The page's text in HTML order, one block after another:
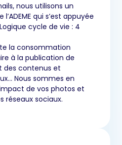
nous utilisons un
qui s’est appuyée
cycle de vie : 4
la consommation
à la publication de
des contenus et
Nous sommes en
de vos photos et
réseaux sociaux.